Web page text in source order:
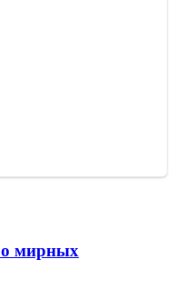
о мирных